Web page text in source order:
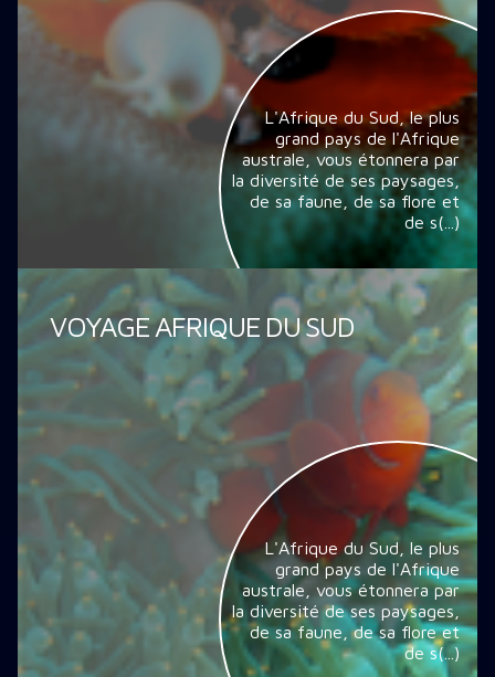
L'Afrique du Sud, le plus
grand pays de l'Afrique
australe, vous étonnera par
la diversité de ses paysages,
de sa faune, de sa flore et
de s(...)
VOYAGE AFRIQUE DU SUD
L'Afrique du Sud, le plus
grand pays de l'Afrique
australe, vous étonnera par
la diversité de ses paysages,
de sa faune, de sa flore et
de s(...)